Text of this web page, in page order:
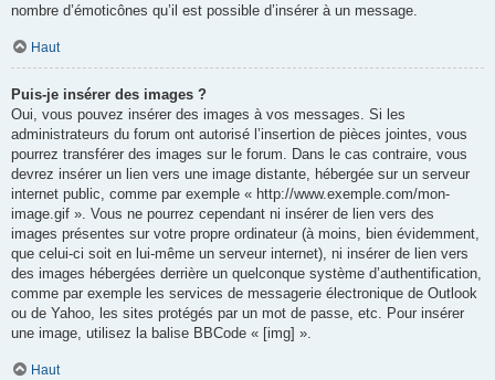
nombre d’émoticônes qu’il est possible d’insérer à un message.
Haut
Puis-je insérer des images ?
Oui, vous pouvez insérer des images à vos messages. Si les
administrateurs du forum ont autorisé l’insertion de pièces jointes, vous
pourrez transférer des images sur le forum. Dans le cas contraire, vous
devrez insérer un lien vers une image distante, hébergée sur un serveur
internet public, comme par exemple « http://www.exemple.com/mon-
image.gif ». Vous ne pourrez cependant ni insérer de lien vers des
images présentes sur votre propre ordinateur (à moins, bien évidemment,
que celui-ci soit en lui-même un serveur internet), ni insérer de lien vers
des images hébergées derrière un quelconque système d’authentification,
comme par exemple les services de messagerie électronique de Outlook
ou de Yahoo, les sites protégés par un mot de passe, etc. Pour insérer
une image, utilisez la balise BBCode « [img] ».
Haut